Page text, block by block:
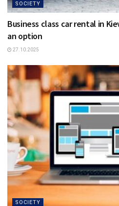
SOCIETY
Business class car rental in
an option
27.10.2025
SOCIETY